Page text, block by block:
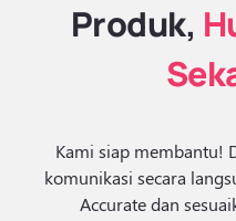
Produk,
Kami siap membantu!
komunikasi secara
Accurate dan